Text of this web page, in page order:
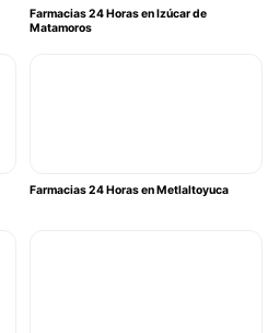
Farmacias 24 Horas en Izúcar de
Matamoros
Farmacias 24 Horas en Metlaltoyuca